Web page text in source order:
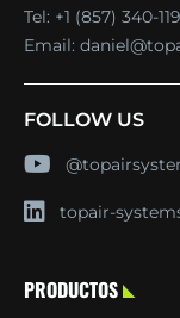
Tel: +1 (857) 340-
Email:
FOLLOW US
topair-
PRODUCTOS